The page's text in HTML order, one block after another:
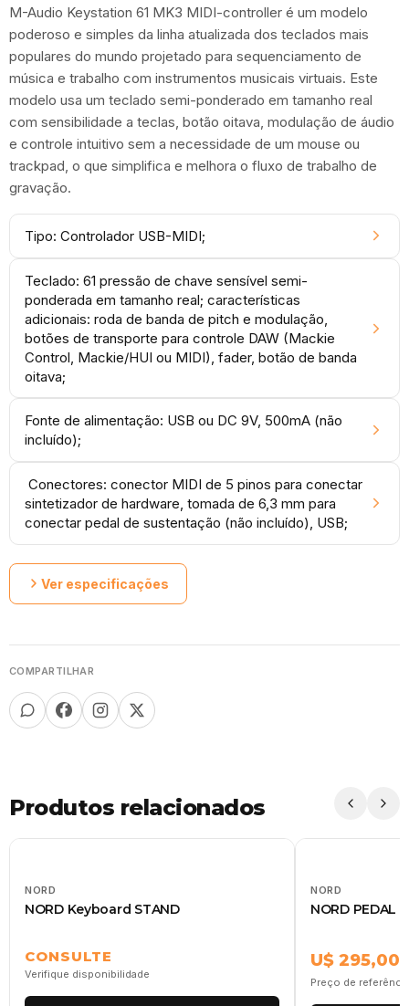
M-Audio Keystation 61 MK3 MIDI-controller é um modelo
poderoso e simples da linha atualizada dos teclados mais
populares do mundo projetado para sequenciamento de
música e trabalho com instrumentos musicais virtuais. Este
modelo usa um teclado semi-ponderado em tamanho real
com sensibilidade a teclas, botão oitava, modulação de áudio
e controle intuitivo sem a necessidade de um mouse ou
trackpad, o que simplifica e melhora o fluxo de trabalho de
gravação.
Tipo: Controlador USB-MIDI;
Teclado: 61 pressão de chave sensível semi-
ponderada em tamanho real; características
adicionais: roda de banda de pitch e modulação,
botões de transporte para controle DAW (Mackie
Control, Mackie/HUI ou MIDI), fader, botão de banda
oitava;
Fonte de alimentação: USB ou DC 9V, 500mA (não
incluído);
Conectores: conector MIDI de 5 pinos para conectar
sintetizador de hardware, tomada de 6,3 mm para
conectar pedal de sustentação (não incluído), USB;
Ver especificações
COMPARTILHAR
Produtos relacionados
NORD
NORD Keyboard STAND
CONSULTE
Verifique disponibilidade
NORD
NORD PEDAL
U$ 295,00
Preço de referência